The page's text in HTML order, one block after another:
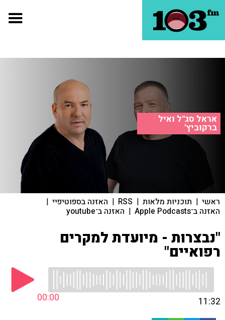
אראל סג"ל ואיל
ברקוביץ'
ראשי | תוכניות מלאות |
RSS
| האזנה בספוטיפיי |
האזנה ב־Apple Podcasts | האזנה ב־youtube
"נבצרות - מיועדת למקרים
רפואיים"
00:00 11:32